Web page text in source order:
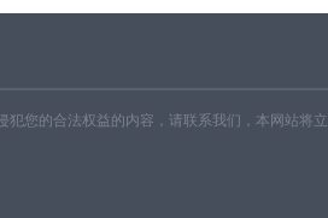
您的合法权益的内容，请联系我们，本网站将立